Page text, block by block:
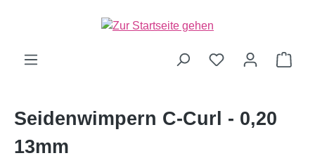
Seidenwimpern C-Curl - 0,20
13mm